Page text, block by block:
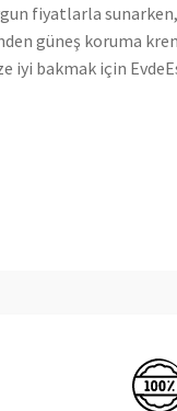
fiyatlarla
güneş koruma
iyi bakmak için